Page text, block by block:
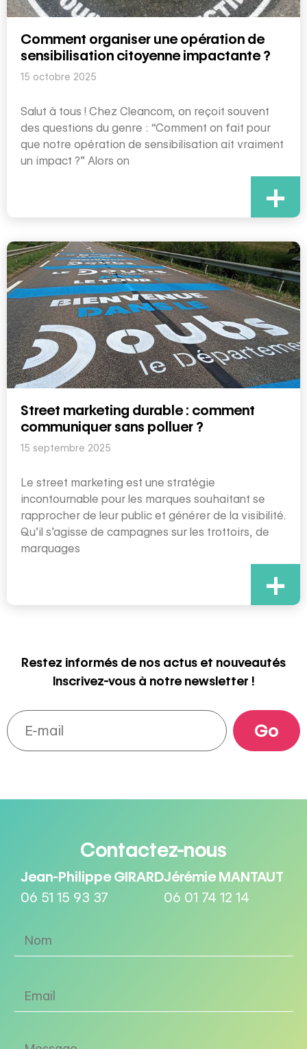
Comment organiser une opération de
sensibilisation citoyenne impactante ?
15 octobre 2025
Salut à tous ! Chez Cleancom, on reçoit souvent
des questions du genre : “Comment on fait pour
que notre opération de sensibilisation ait vraiment
un impact ?” Alors on
+
Street marketing durable : comment
communiquer sans polluer ?
15 septembre 2025
Le street marketing est une stratégie
incontournable pour les marques souhaitant se
rapprocher de leur public et générer de la visibilité.
Qu’il s’agisse de campagnes sur les trottoirs, de
marquages
+
Restez informés de nos actus et nouveautés
Inscrivez-vous à notre newsletter !
Contactez-nous
Jean-Philippe GIRARD
06 51 15 93 37
Jérémie MANTAUT
06 01 74 12 14